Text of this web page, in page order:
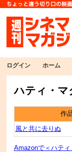
ログイン ホーム
ハティ・マ
作
風と共に去りぬ
Amazonで＜ハテ